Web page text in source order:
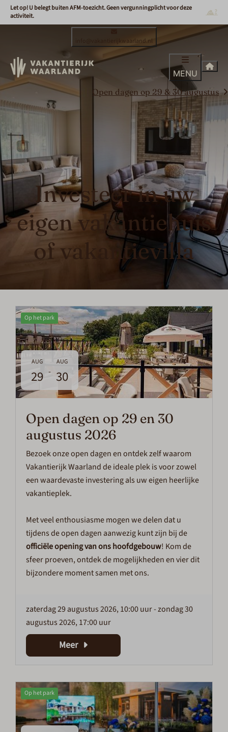
Let op! U belegt buiten AFM-toezicht. Geen vergunningplicht voor deze
activiteit.
info@vakantierijkwaarland.nl
MENU
Investeer in uw
eigen vakantiehuis
of vakantievilla
Open dagen op 29 & 30 augustus
Op het park
AUG
29 -
AUG
30
Open dagen op 29 en 30
augustus 2026
Bezoek onze open dagen en ontdek zelf waarom
Vakantierijk Waarland de ideale plek is voor zowel
een waardevaste investering als uw eigen heerlijke
vakantieplek.
Met veel enthousiasme mogen we delen dat u
tijdens de open dagen aanwezig kunt zijn bij de
officiële opening van ons hoofdgebouw! Kom de
sfeer proeven, ontdek de mogelijkheden en vier dit
bijzondere moment samen met ons.
zaterdag 29 augustus 2026, 10:00 uur-zondag 30
augustus 2026, 17:00 uur
Meer
Op het park